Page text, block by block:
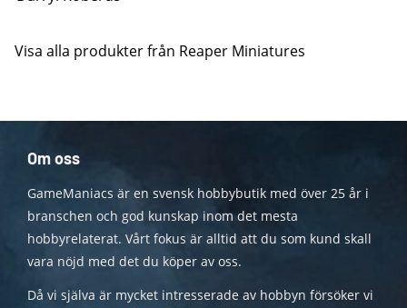
Visa alla produkter från Reaper Miniatures
Om oss
GameManiacs är en svensk hobbybutik med över 25 år i
branschen och god kunskap inom det mesta
hobbyrelaterat. Vårt fokus är alltid att du som kund skall
vara nöjd med det du köper av oss.
Då vi själva är mycket intresserade av hobbyn försöker vi